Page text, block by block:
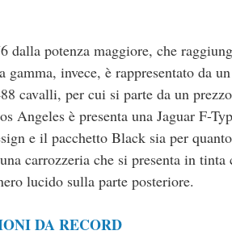
dalla potenza maggiore, che
invece, è rappresentato da un
cavalli, per cui si parte da un
Angeles è presenta una Jaguar F-
e il pacchetto Black sia per
carrozzeria che si presenta in
lucido sulla parte posteriore.
DA RECORD